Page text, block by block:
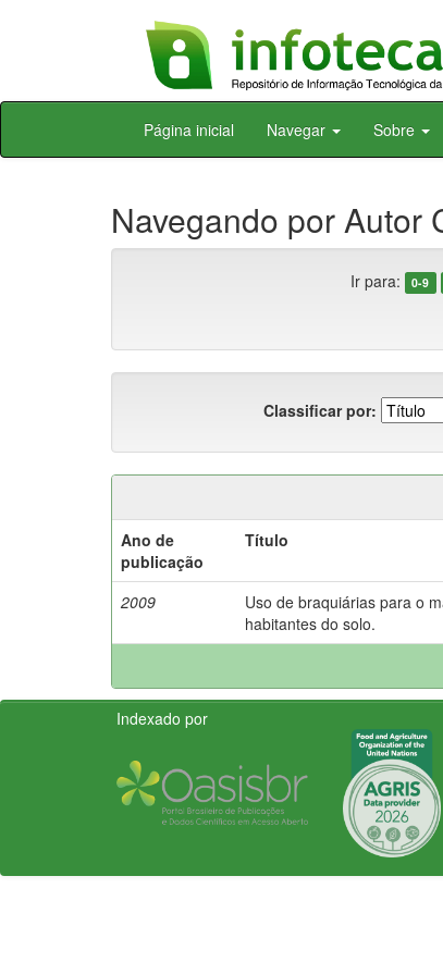
Skip
Página inicial Navegar Sobre
Navegando por Autor
Ir para: 0-9
Classificar por:
Ano de
publicação
Título
2009
Uso de braquiárias para o
habitantes do solo.
Indexado por